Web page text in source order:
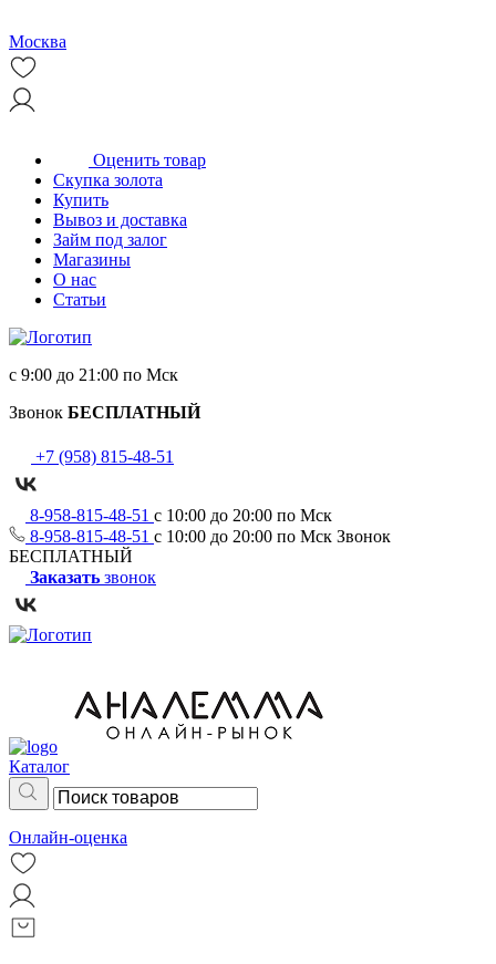
Москва
Оценить товар
Скупка золота
Купить
Вывоз и доставка
Займ под залог
Магазины
О нас
Статьи
с 9:00 до 21:00 по Мск
Звонок БЕСПЛАТНЫЙ
+7 (958) 815-48-51
8-958-815-48-51 с 10:00 до 20:00 по Мск
8-958-815-48-51 с 10:00 до 20:00 по Мск Звонок
БЕСПЛАТНЫЙ
Заказать звонок
Каталог
Онлайн-оценка